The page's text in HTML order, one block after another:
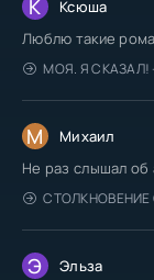
К Ксюша
Люблю такие
МОЯ. Я СКАЗАЛ!
М Михаил
Не раз слышал об
СТОЛКНОВЕНИЕ
Э Эльза